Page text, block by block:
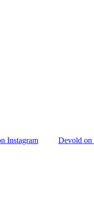
Instagram Devold